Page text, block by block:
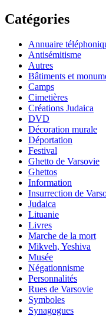
Catégories
Annuaire
Antisémitisme
Autres
Bâtiments et
Camps
Cimetières
Créations Judaica
DVD
Décoration murale
Déportation
Festival
Ghetto de Varsovie
Ghettos
Information
Insurrection de
Judaica
Lituanie
Livres
Marche de la mort
Mikveh, Yeshiva
Musée
Négationnisme
Personnalités
Rues de Varsovie
Symboles
Synagogues